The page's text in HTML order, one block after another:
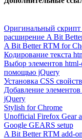
Оригинальный скрипт
расширение A Bit
A Bit Better RTM for
Кодирование текста
Выбор элементов
помощью jQuery
Установка CSS
Добавление
jQuery
Stylish for Chrome
Unofficial Firefox Gear
Google GEARS setup
A Bit Better RTM add-